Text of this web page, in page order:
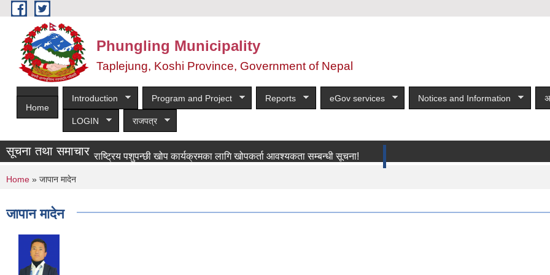
Skip to main content
Phungling Municipality
Taplejung, Koshi Province, Government of Nepal
Home
Introduction Program and Project Reports eGov services Notices and Information
LOGIN राजपत्र
सूचना तथा समाचारराष्ट्रिय पशुपन्छी खोप कार्यक्रमका लागि खोपकर्ता आवश्यकता सम्बन्धी सूचना!
You are here
Home » जापान मादेन
जापान मादेन